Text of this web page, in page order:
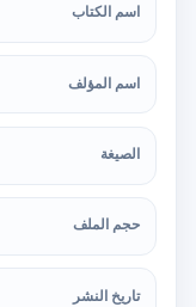
اسم الكتاب
اسم المؤلف
الصيغة
حجم الملف
تاريخ النشر